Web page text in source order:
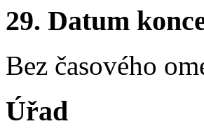
29. Datum
Bez časového
Úřad